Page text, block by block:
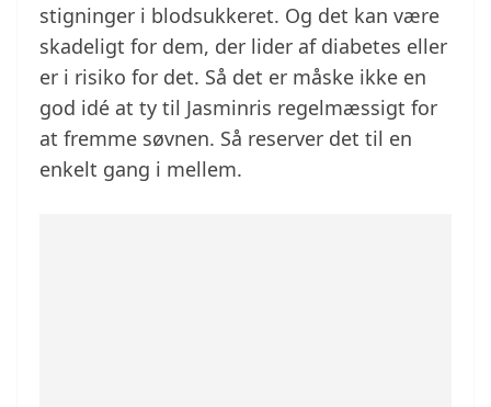
stigninger i blodsukkeret. Og det kan være
skadeligt for dem, der lider af diabetes eller
er i risiko for det. Så det er måske ikke en
god idé at ty til Jasminris regelmæssigt for
at fremme søvnen. Så reserver det til en
enkelt gang i mellem.